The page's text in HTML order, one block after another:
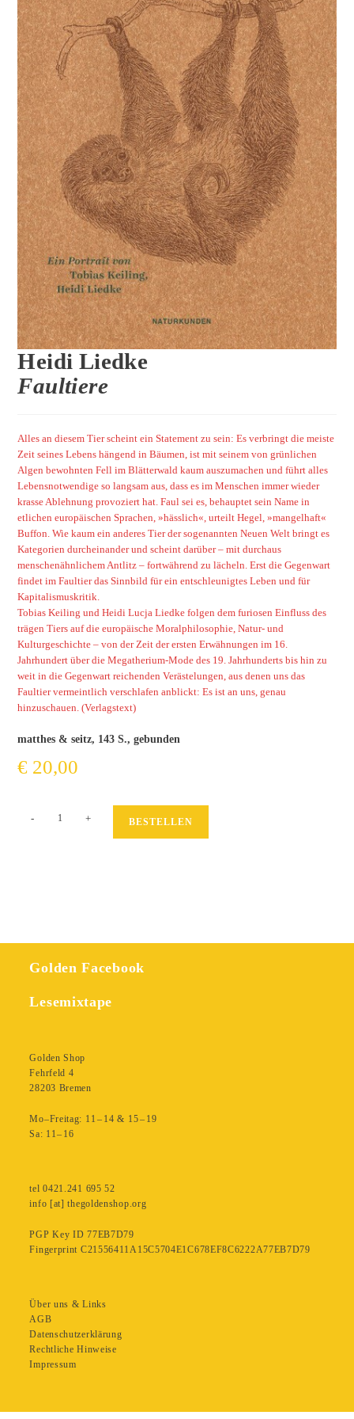
Heidi Liedke
Faultiere
Alles an diesem Tier scheint ein Statement zu sein: Es verbringt die meiste
Zeit seines Lebens hängend in Bäumen, ist mit seinem von grünlichen
Algen bewohnten Fell im Blätterwald kaum auszumachen und führt alles
Lebensnotwendige so langsam aus, dass es im Menschen immer wieder
krasse Ablehnung provoziert hat. Faul sei es, behauptet sein Name in
etlichen europäischen Sprachen, »hässlich«, urteilt Hegel, »mangelhaft«
Buffon. Wie kaum ein anderes Tier der sogenannten Neuen Welt bringt es
Kategorien durcheinander und scheint darüber – mit durchaus
menschenähnlichem Antlitz – fortwährend zu lächeln. Erst die Gegenwart
findet im Faultier das Sinnbild für ein entschleunigtes Leben und für
Kapitalismuskritik.
Tobias Keiling und Heidi Lucja Liedke folgen dem furiosen Einfluss des
trägen Tiers auf die europäische Moralphilosophie, Natur- und
Kulturgeschichte – von der Zeit der ersten Erwähnungen im 16.
Jahrhundert über die Megatherium-Mode des 19. Jahrhunderts bis hin zu
weit in die Gegenwart reichenden Verästelungen, aus denen uns das
Faultier vermeintlich verschlafen anblickt: Es ist an uns, genau
hinzuschauen. (Verlagstext)
matthes & seitz, 143 S., gebunden
€ 20,00
- + BESTELLEN
Golden Facebook
Lesemixtape
Golden Shop
Fehrfeld 4
28203 Bremen
Mo–Freitag: 11 – 14 & 15 – 19
Sa: 11– 16
tel 0421.241 695 52
info [at] thegoldenshop.org
PGP Key ID 77EB7D79
Fingerprint C21556411A15C5704E1C678EF8C6222A77EB7D79
Über uns & Links
AGB
Datenschutzerklärung
Rechtliche Hinweise
Impressum